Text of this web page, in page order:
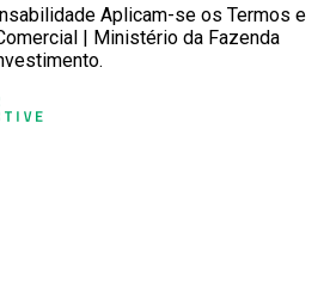
Aplicam-se os Termos e
| Ministério da Fazenda